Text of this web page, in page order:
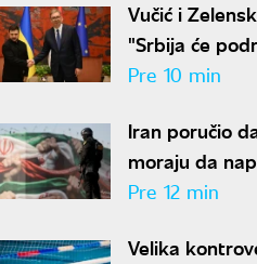
Vučić i
"Srbija će
evropskom
Pre 10 min
Iran poručio
moraju da
su glavni
Pre 12 min
Velika